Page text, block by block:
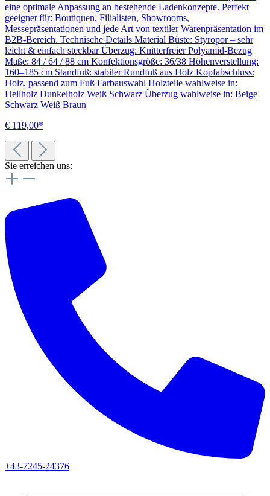
eine optimale Anpassung an bestehende Ladenkonzepte. Perfekt
geeignet für: Boutiquen, Filialisten, Showrooms,
Messepräsentationen und jede Art von textiler Warenpräsentation im
B2B-Bereich. Technische Details Material Büste: Styropor – sehr
leicht & einfach steckbar Überzug: Knitterfreier Polyamid-Bezug
Maße: 84 / 64 / 88 cm Konfektionsgröße: 36/38 Höhenverstellung:
160–185 cm Standfuß: stabiler Rundfuß aus Holz Kopfabschluss:
Holz, passend zum Fuß Farbauswahl Holzteile wahlweise in:
Hellholz Dunkelholz Weiß Schwarz Überzug wahlweise in: Beige
Schwarz Weiß Braun
€ 119,00*
Sie erreichen uns:
+43-7245-24376